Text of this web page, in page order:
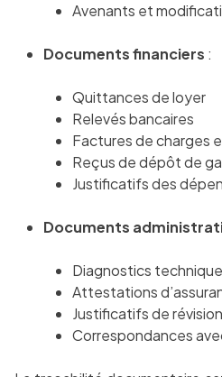
Avenants et
Documents financiers :
Quittances de loyer
Relevés bancaires
Factures de charges
Reçus de dépôt de
Justificatifs des
Documents
Diagnostics
Attestations
Justificatifs de
Correspondances